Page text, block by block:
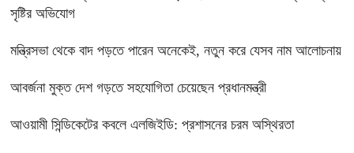
সৃষ্টির অভিযোগ
মন্ত্রিসভা থেকে বাদ পড়তে পারেন অনেকেই, নতুন করে যেসব নাম আলোচনায়
আবর্জনা মুক্ত দেশ গড়তে সহযোগিতা চেয়েছেন প্রধানমন্ত্রী
‎আওয়ামী সিন্ডিকেটের কবলে এলজিইডি: প্রশাসনের চরম অস্থিরতা